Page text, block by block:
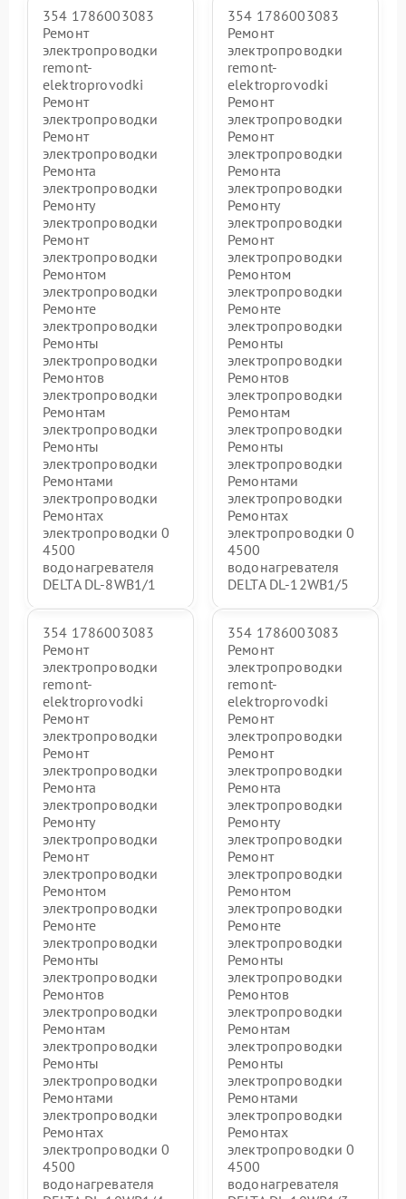
354 1786003083
Ремонт
электропроводки
remont-
elektroprovodki
Ремонт
электропроводки
Ремонт
электропроводки
Ремонта
электропроводки
Ремонту
электропроводки
Ремонт
электропроводки
Ремонтом
электропроводки
Ремонте
электропроводки
Ремонты
электропроводки
Ремонтов
электропроводки
Ремонтам
электропроводки
Ремонты
электропроводки
Ремонтами
электропроводки
Ремонтах
электропроводки 0
4500
водонагревателя
DELTA DL-8WB1/1
354 1786003083
Ремонт
электропроводки
remont-
elektroprovodki
Ремонт
электропроводки
Ремонт
электропроводки
Ремонта
электропроводки
Ремонту
электропроводки
Ремонт
электропроводки
Ремонтом
электропроводки
Ремонте
электропроводки
Ремонты
электропроводки
Ремонтов
электропроводки
Ремонтам
электропроводки
Ремонты
электропроводки
Ремонтами
электропроводки
Ремонтах
электропроводки 0
4500
водонагревателя
DELTA DL-12WB1/5
354 1786003083
Ремонт
электропроводки
remont-
elektroprovodki
Ремонт
электропроводки
Ремонт
электропроводки
Ремонта
электропроводки
Ремонту
электропроводки
Ремонт
электропроводки
Ремонтом
электропроводки
Ремонте
электропроводки
Ремонты
электропроводки
Ремонтов
электропроводки
Ремонтам
электропроводки
Ремонты
электропроводки
Ремонтами
электропроводки
Ремонтах
электропроводки 0
4500
водонагревателя
354 1786003083
Ремонт
электропроводки
remont-
elektroprovodki
Ремонт
электропроводки
Ремонт
электропроводки
Ремонта
электропроводки
Ремонту
электропроводки
Ремонт
электропроводки
Ремонтом
электропроводки
Ремонте
электропроводки
Ремонты
электропроводки
Ремонтов
электропроводки
Ремонтам
электропроводки
Ремонты
электропроводки
Ремонтами
электропроводки
Ремонтах
электропроводки 0
4500
водонагревателя